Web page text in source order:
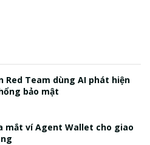
Red Team dùng AI phát hiện
bảo mật
mắt ví Agent Wallet cho giao